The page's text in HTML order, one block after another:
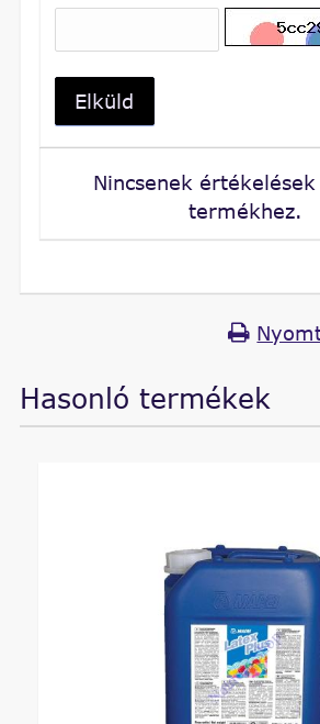
Elküld
Nincsenek értékelések
termékhez.
Hasonló termékek